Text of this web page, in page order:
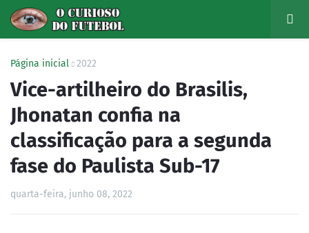
Página inicial 2022
Vice-artilheiro do Brasilis,
Jhonatan confia na
classificação para a segunda
fase do Paulista Sub-17
quarta-feira, junho 08, 2022